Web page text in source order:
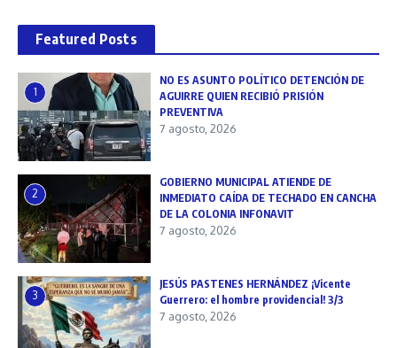
Featured Posts
1
NO ES ASUNTO POLÍTICO DETENCIÓN DE
AGUIRRE QUIEN RECIBIÓ PRISIÓN
PREVENTIVA
7 agosto, 2026
2
GOBIERNO MUNICIPAL ATIENDE DE
INMEDIATO CAÍDA DE TECHADO EN CANCHA
DE LA COLONIA INFONAVIT
7 agosto, 2026
3
JESÚS PASTENES HERNÁNDEZ ¡Vicente
Guerrero: el hombre providencial! 3/3
7 agosto, 2026